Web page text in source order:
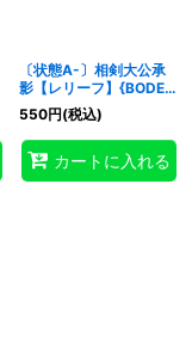
〔状態A-〕相剣大公承
影【レリーフ】{BODE-
JP042}《シンクロ》
550円(税込)
カートに入れる